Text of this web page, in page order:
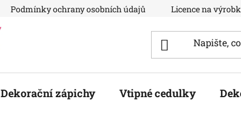
Podmínky ochrany osobních údajů Licence na výrobky
Dekorační zápichy Vtipné cedulky